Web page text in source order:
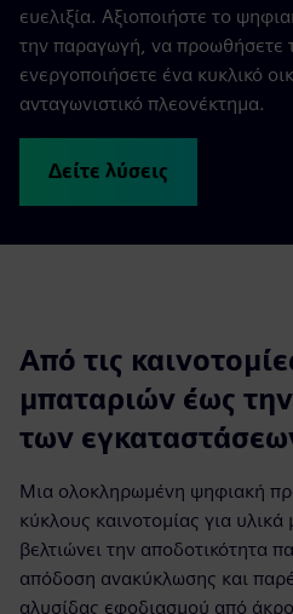
ευελιξία. Αξιοποιήστε το
την παραγωγή, να προωθήσετε
ενεργοποιήσετε ένα κυκλικό
ανταγωνιστικό πλεονέκτημα.
Δείτε λύσεις
Από τις
μπαταριών έως
των
Μια ολοκληρωμένη ψηφιακή
κύκλους καινοτομίας για
βελτιώνει την αποδοτικότητα
απόδοση ανακύκλωσης και
αλυσίδας εφοδιασμού από